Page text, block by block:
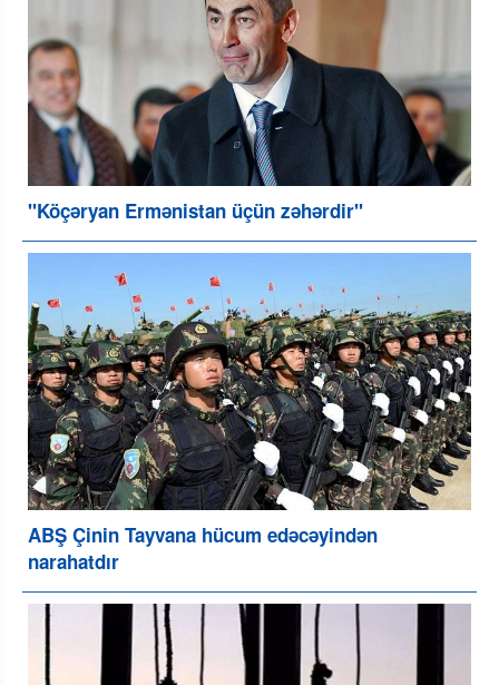
"Köçəryan Ermənistan üçün zəhərdir"
ABŞ Çinin Tayvana hücum edəcəyindən
narahatdır